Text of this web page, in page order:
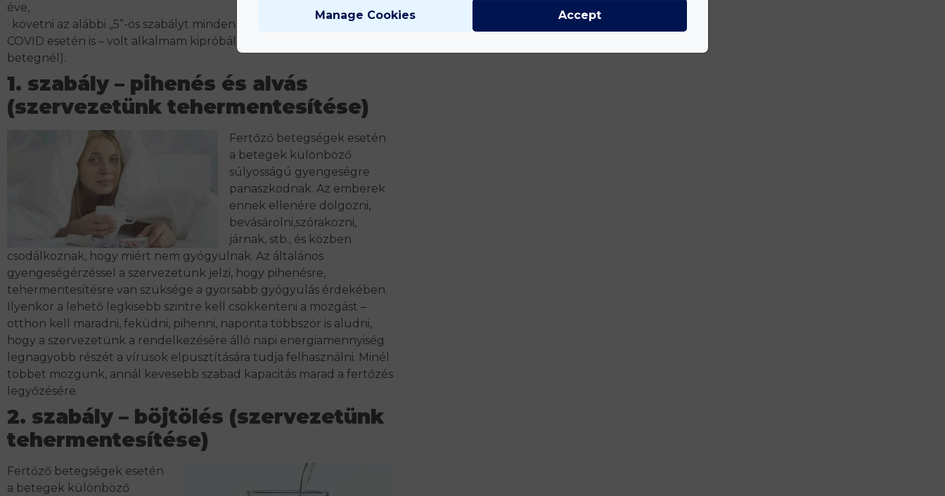
éve,
· követni az alábbi „5”-ös szabályt minden vírusfertőzésnél (pld.
COVID esetén is – volt alkalmam kipróbálni több tucat COVID-os
betegnél).
1. szabály – pihenés és alvás
(szervezetünk tehermentesítése)
Fertőző betegségek esetén
a betegek különböző
súlyosságú gyengeségre
panaszkodnak. Az emberek
ennek ellenére dolgozni,
bevásárolni,szórakozni,
járnak, stb., és közben
csodálkoznak, hogy miért nem gyógyulnak. Az általános
gyengeségérzéssel a szervezetünk jelzi, hogy pihenésre,
tehermentesítésre van szüksége a gyorsabb gyógyulás érdekében.
Ilyenkor a lehető legkisebb szintre kell csökkenteni a mozgást –
otthon kell maradni, feküdni, pihenni, naponta többször is aludni,
hogy a szervezetünk a rendelkezésére álló napi energiamennyiség
legnagyobb részét a vírusok elpusztítására tudja felhasználni. Minél
többet mozgunk, annál kevesebb szabad kapacitás marad a fertőzés
legyőzésére.
2. szabály – böjtölés (szervezetünk
tehermentesítése)
Fertőző betegségek esetén
a betegek különböző
Manage Cookies Accept